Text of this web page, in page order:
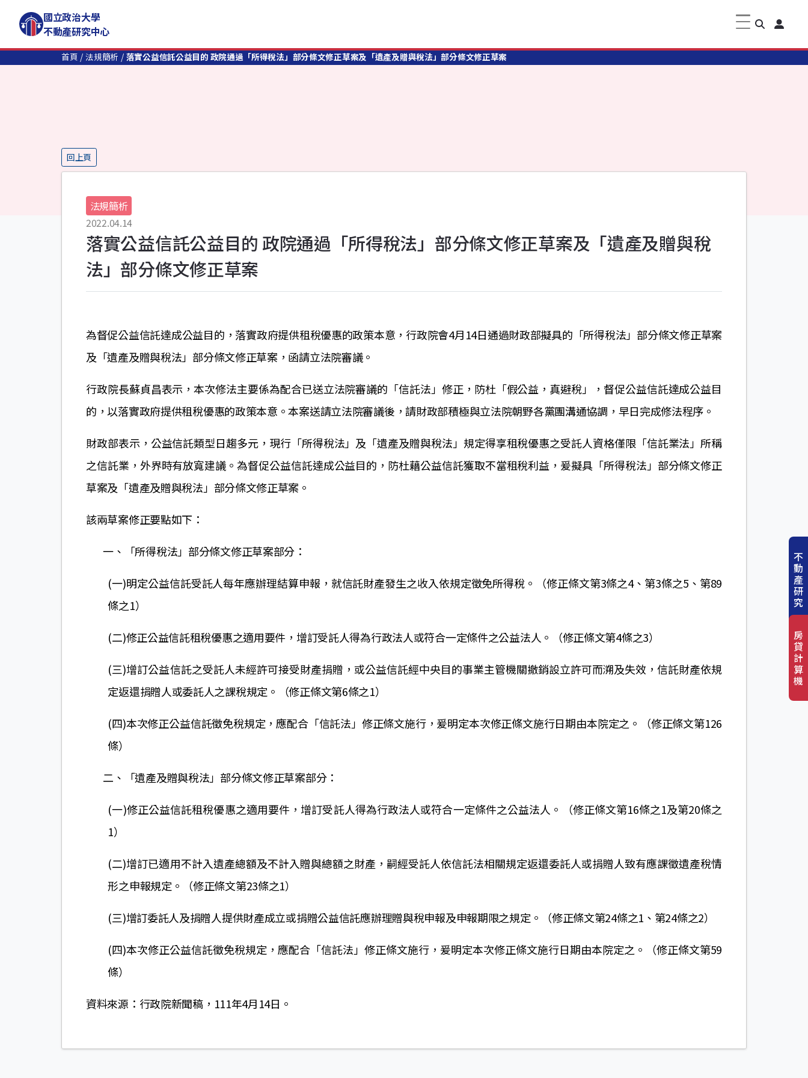
國立政治大學
不動產研究中心
首頁 法規簡析 落實公益信託公益目的 政院通過「所得稅法」部分條文修正草案及「遺產及贈與稅法」部分條文修正草案
回上頁
法規簡析
2022.04.14
落實公益信託公益目的 政院通過「所得稅法」部分條文修正草案及「遺產及贈與稅
法」部分條文修正草案
為督促公益信託達成公益目的，落實政府提供租稅優惠的政策本意，行政院會4月14日通過財政部擬具的「所得稅法」部分條文修正草案
及「遺產及贈與稅法」部分條文修正草案，函請立法院審議。
行政院長蘇貞昌表示，本次修法主要係為配合已送立法院審議的「信託法」修正，防杜「假公益，真避稅」，督促公益信託達成公益目
的，以落實政府提供租稅優惠的政策本意。本案送請立法院審議後，請財政部積極與立法院朝野各黨團溝通協調，早日完成修法程序。
財政部表示，公益信託類型日趨多元，現行「所得稅法」及「遺產及贈與稅法」規定得享租稅優惠之受託人資格僅限「信託業法」所稱
之信託業，外界時有放寬建議。為督促公益信託達成公益目的，防杜藉公益信託獲取不當租稅利益，爰擬具「所得稅法」部分條文修正
草案及「遺產及贈與稅法」部分條文修正草案。
該兩草案修正要點如下：
一、「所得稅法」部分條文修正草案部分：
(一)明定公益信託受託人每年應辦理結算申報，就信託財產發生之收入依規定徵免所得稅。（修正條文第3條之4、第3條之5、第89
條之1）
(二)修正公益信託租稅優惠之適用要件，增訂受託人得為行政法人或符合一定條件之公益法人。（修正條文第4條之3）
(三)增訂公益信託之受託人未經許可接受財產捐贈，或公益信託經中央目的事業主管機關撤銷設立許可而溯及失效，信託財產依規
定返還捐贈人或委託人之課稅規定。（修正條文第6條之1）
(四)本次修正公益信託徵免稅規定，應配合「信託法」修正條文施行，爰明定本次修正條文施行日期由本院定之。（修正條文第126
條）
二、「遺產及贈與稅法」部分條文修正草案部分：
(一)修正公益信託租稅優惠之適用要件，增訂受託人得為行政法人或符合一定條件之公益法人。（修正條文第16條之1及第20條之
1）
(二)增訂已適用不計入遺產總額及不計入贈與總額之財產，嗣經受託人依信託法相關規定返還委託人或捐贈人致有應課徵遺產稅情
形之申報規定。（修正條文第23條之1）
(三)增訂委託人及捐贈人提供財產成立或捐贈公益信託應辦理贈與稅申報及申報期限之規定。（修正條文第24條之1、第24條之2）
(四)本次修正公益信託徵免稅規定，應配合「信託法」修正條文施行，爰明定本次修正條文施行日期由本院定之。（修正條文第59
條）
資料來源：行政院新聞稿，111年4月14日。
不
動
產
研
究
房
貸
計
算
機